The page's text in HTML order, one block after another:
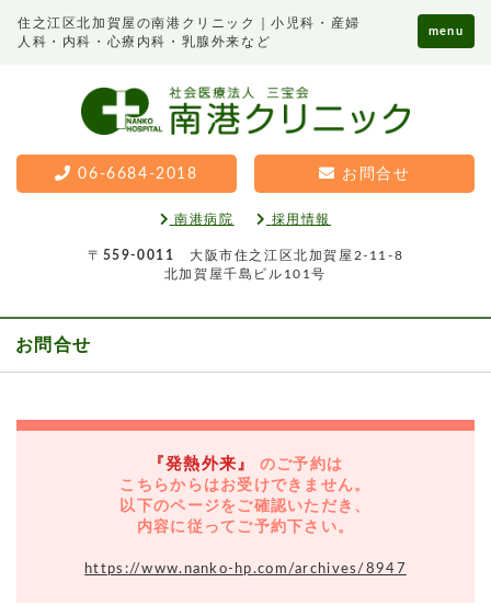
住之江区北加賀屋の南港クリニック｜小児科・産婦
人科・内科・心療内科・乳腺外来など
menu
06-6684-2018 お問合せ
南港病院 採用情報
〒 559-0011 大阪市住之江区北加賀屋2-11-8
北加賀屋千島ビル101号
お問合せ
『発熱外来』
のご予約は
こちらからはお受けできません。
以下のページをご確認いただき、
内容に従ってご予約下さい。
https://www.nanko-hp.com/archives/8947